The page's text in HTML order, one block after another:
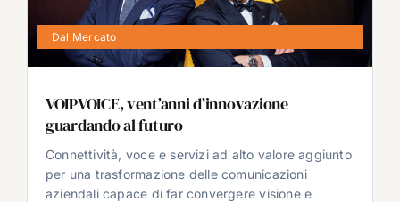
Dal Mercato
VOIPVOICE, vent’anni d’innovazione
guardando al futuro
Connettività, voce e servizi ad alto valore aggiunto
per una trasformazione delle comunicazioni
aziendali capace di far convergere visione e